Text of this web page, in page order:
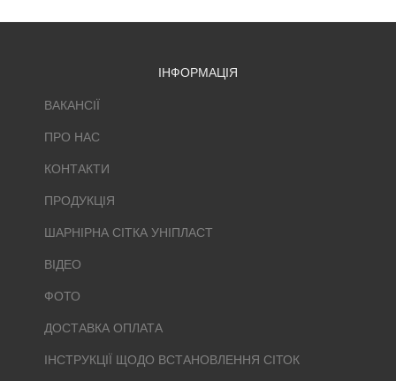
ІНФОРМАЦІЯ
ВАКАНСІЇ
ПРО НАС
КОНТАКТИ
ПРОДУКЦІЯ
ШАРНІРНА СІТКА УНІПЛАСТ
ВІДЕО
ФОТО
ДОСТАВКА ОПЛАТА
ІНСТРУКЦІЇ ЩОДО ВСТАНОВЛЕННЯ СІТОК